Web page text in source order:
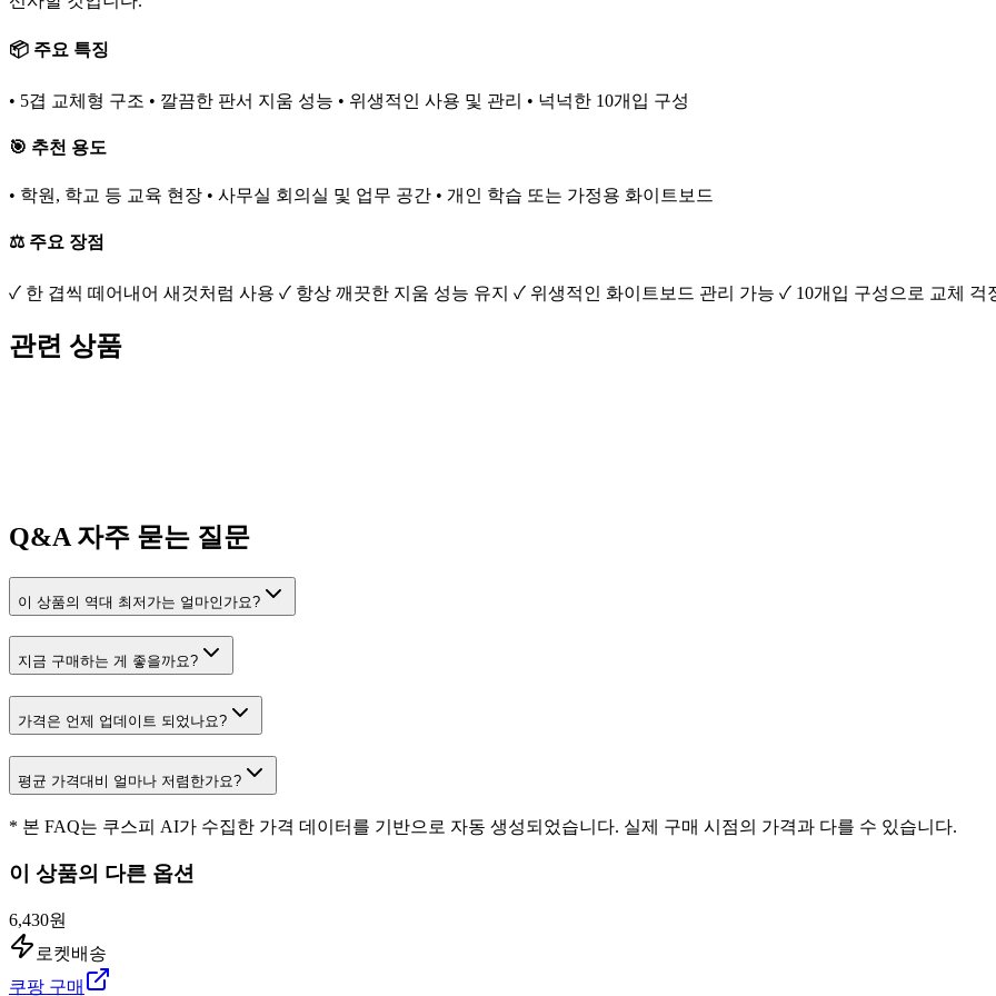
📦 주요 특징
• 5겹 교체형 구조 • 깔끔한 판서 지움 성능 • 위생적인 사용 및 관리 • 넉넉한 10개입 구성
🎯 추천 용도
• 학원, 학교 등 교육 현장 • 사무실 회의실 및 업무 공간 • 개인 학습 또는 가정용 화이트보드
⚖️ 주요 장점
✓ 한 겹씩 떼어내어 새것처럼 사용 ✓ 항상 깨끗한 지움 성능 유지 ✓ 위생적인 화이트보드 관리 가능 ✓ 10개입 구성으로 교체 걱
관련 상품
Q&A 자주 묻는 질문
이 상품의 역대 최저가는 얼마인가요?
지금 구매하는 게 좋을까요?
가격은 언제 업데이트 되었나요?
평균 가격대비 얼마나 저렴한가요?
* 본 FAQ는 쿠스피 AI가 수집한 가격 데이터를 기반으로 자동 생성되었습니다. 실제 구매 시점의 가격과 다를 수 있습니다.
이 상품의 다른 옵션
6,430원
로켓배송
쿠팡 구매